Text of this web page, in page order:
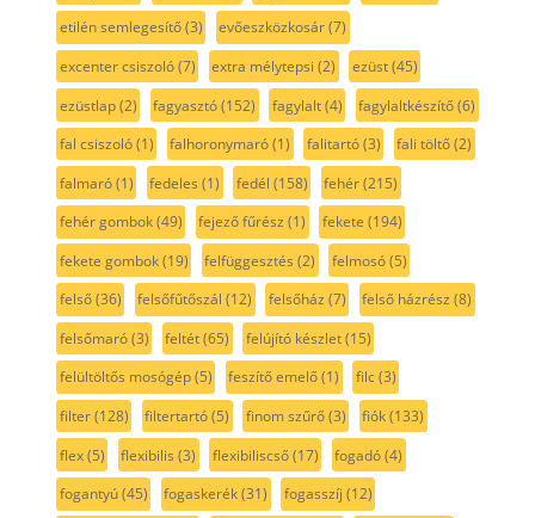
etilén semlegesítő(3) evőeszközkosár(7)
excenter csiszoló(7) extra mélytepsi (2) ezüst(45)
ezüstlap(2) fagyasztó(152) fagylalt(4) fagylaltkészítő(6)
fal csiszoló(1) falhoronymaró(1) falitartó(3) fali töltő(2)
falmaró(1) fedeles (1) fedél (158) fehér(215)
fehér gombok(49) fejező fűrész (1) fekete (194)
fekete gombok(19) felfüggesztés (2) felmosó(5)
felső(36) felsőfűtőszál (12) felsőház (7) felső házrész (8)
felsőmaró(3) feltét(65) felújító készlet(15)
felültöltős mosógép(5) feszítő emelő(1) filc(3)
filter(128) filtertartó(5) finom szűrő(3) fiók(133)
flex(5) flexibilis (3) flexibiliscső(17) fogadó(4)
fogantyú(45) fogaskerék(31) fogasszíj (12)